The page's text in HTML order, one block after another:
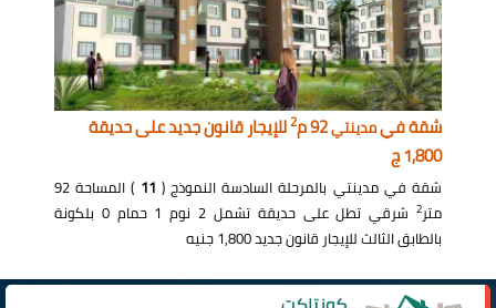
شقة فيمدينتي 2للإيجار قانون جديد على حديقة
1,800 ج
شقة في مدينتي بالمرحلة السادسة النموذج ( 11
) المساحة 92
متر2
شرقي تطل على حديقة تشمل 2 نوم 1 حمام 0 بلكونة
بالطابق الثالث للإيجار قانون جديد 1,800 جنيه